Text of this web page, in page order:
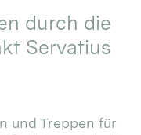
durch die
Servatius
und Treppen für